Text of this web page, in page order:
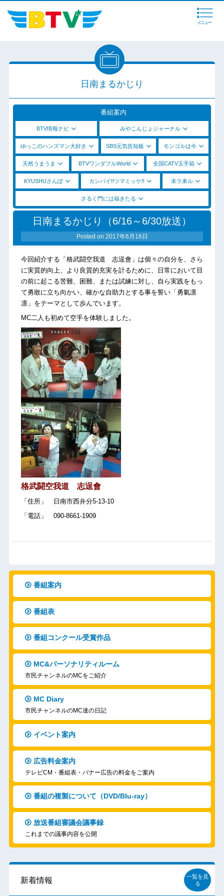
メニュー
日南まるかじり
番組案内
BTV情報ナビ みやこんじょジャーナル
ゆっこのハンズマン大好き SBS元気告知板 モンゴルは今
天然うまうま BTVワンダフルWorld 全国CATV玉手箱
KYUSHUさんぽ カンパイ!!ツマミッケ!! 未ラ来ル
さるく門には福きたる
日南まるかじり（6/16～6/30放送）
Posted on 2017年6月16日
今回紹介する「格武闘空我道 志逞會」は個々の自分を、さら
に実質的向上、より良質的充実を計るために、日常において目
の前に起こる苦難、困難、または試練に対し、自ら実践をもっ
て勇敢に立ち向かい、確かな自助力とする事を誓い「勇氣凛
凛」をテーマとして歩んでいます。
MC二人も初めて空手を体験しました。
格武闘空我道 志逞會
「住所」 日南市西弁分5-13-10
「電話」 090-8661-1909
番組案内
番組表
番組コンクール受賞作品
MC&パーソナリティルーム
市民チャンネルのMCをご紹介
MC Diary
市民チャンネルのMC達の日記
イベント案内
広告料金案内
テレビCM・番組表・バナー広告の料金をご案内
番組の複製について（DVD/Blu-ray）
放送番組審議会議事録
これまでの議事内容を公開
新着情報
一覧を見
る